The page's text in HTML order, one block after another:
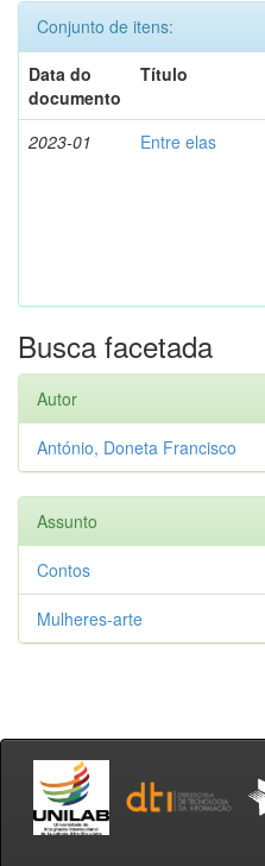
Conjunto de itens:
Data do
documento
Título
2023-01 Entre elas
Busca facetada
Autor
António, Doneta Francisco
Assunto
Contos
Mulheres-arte